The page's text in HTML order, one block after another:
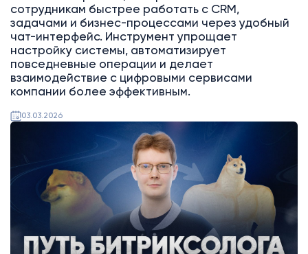
сотрудникам быстрее работать с CRM,
задачами и бизнес-процессами через удобный
чат-интерфейс. Инструмент упрощает
настройку системы, автоматизирует
повседневные операции и делает
взаимодействие с цифровыми сервисами
компании более эффективным.
03.03.2026